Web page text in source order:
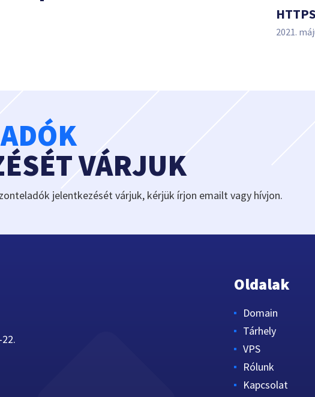
2021.
VÁRJUK
jelentkezését várjuk, kérjük írjon emailt vagy hívjon.
Oldalak
Domain
Tárhely
VPS
Rólunk
Kapcsolat